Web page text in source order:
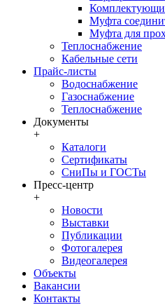
Муфта
Муфта для
Теплоснабжение
Кабельные сети
Прайс-листы
Водоснабжение
Газоснабжение
Теплоснабжение
Документы
+
Каталоги
Сертификаты
СниПы и ГОСТы
Пресс-центр
+
Новости
Выставки
Публикации
Фотогалерея
Видеогалерея
Объекты
Вакансии
Контакты